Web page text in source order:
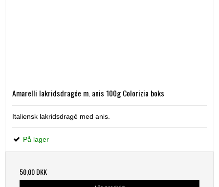
Amarelli lakridsdragée m. anis 100g Colorizia boks
Italiensk lakridsdragé med anis.
På lager
50,00 DKK